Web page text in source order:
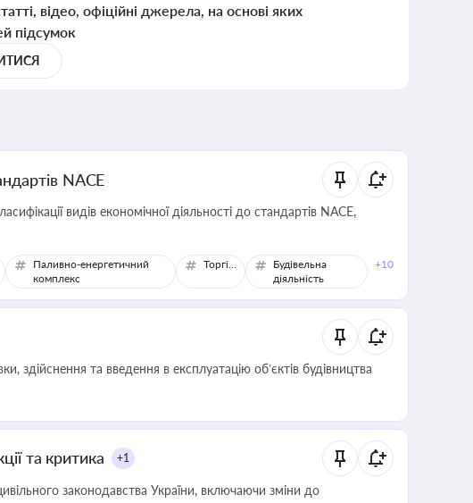
відео, офіційні джерела, на основі яких
підсумок
NACE
видів економічної діяльності до стандартів NACE,
Паливно-енергетичний
комплекс
Торгівля
Будівельна
діяльність
+10
здійснення та введення в експлуатацію об’єктів будівництва
та критика +1
законодавства України, включаючи зміни до